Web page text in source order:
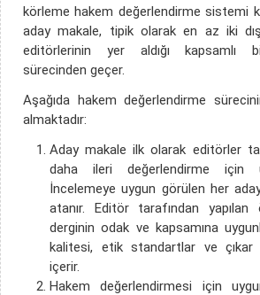
körleme hakem değerlendirme sistemi
aday makale, tipik olarak en az iki
editörlerinin yer aldığı kapsamlı
sürecinden geçer.
Aşağıda hakem değerlendirme
almaktadır:
Aday makale ilk olarak editörler
daha ileri değerlendirme için
İncelemeye uygun görülen her
atanır. Editör tarafından
derginin odak ve kapsamına
kalitesi, etik standartlar ve çıkar
içerir.
Hakem değerlendirmesi için